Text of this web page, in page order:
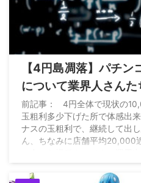
【4円島凋落】パチ
について業界人さん
前記事： 4円全体で現状の
玉粗利多少下げた所で体感出
ナスの玉粗利で、継続して出
ん、ちなみに店舗平均20,000
の上のパチンコ店